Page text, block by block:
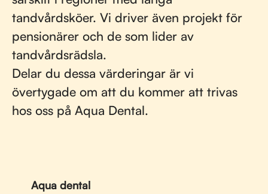
tandvårdsköer. Vi driver även projekt för
pensionärer och de som lider av
tandvårdsrädsla.
Delar du dessa värderingar är vi
övertygade om att du kommer att trivas
hos oss på Aqua Dental.
Aqua dental